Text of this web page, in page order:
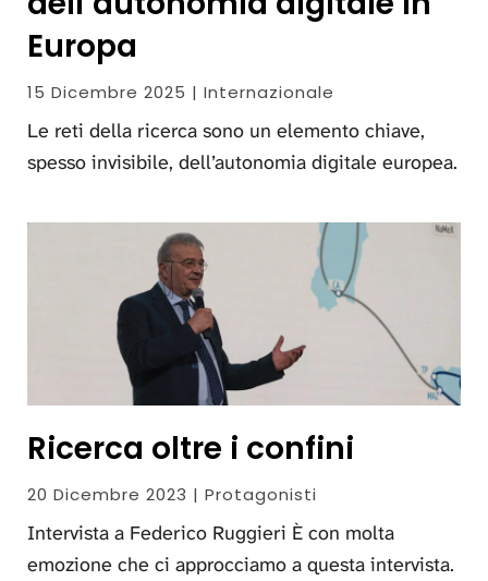
Europa
15 Dicembre 2025 | Internazionale
Le reti della ricerca sono un elemento chiave,
spesso invisibile, dell’autonomia digitale europea.
Ricerca oltre i confini
20 Dicembre 2023 | Protagonisti
Intervista a Federico Ruggieri È con molta
emozione che ci approcciamo a questa intervista.